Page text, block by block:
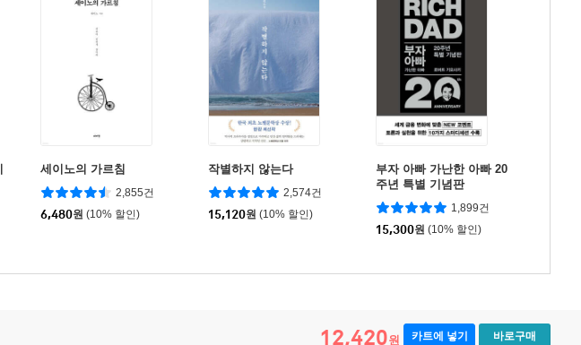
세이노의 가르침
2,855건
6,480원 (10% 할인)
작별하지 않는다
2,574건
15,120원 (10% 할인)
부자 아빠 가난한 아빠 20
주년 특별 기념판
1,899건
15,300원 (10% 할인)
12,420원 카트에 넣기 바로구매